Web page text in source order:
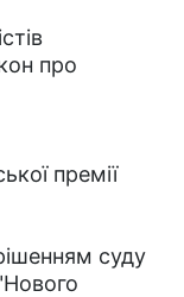
про
премії
суду